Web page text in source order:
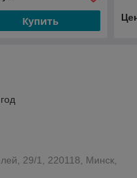
S) 1 уп./100 шт.
Купить
29/1, 220118, Минск,